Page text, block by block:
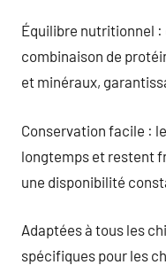
Équilibre nutritionnel
combinaison de
et minéraux,
Conservation facile :
longtemps et restent
une disponibilité
Adaptées à tous les
spécifiques pour les